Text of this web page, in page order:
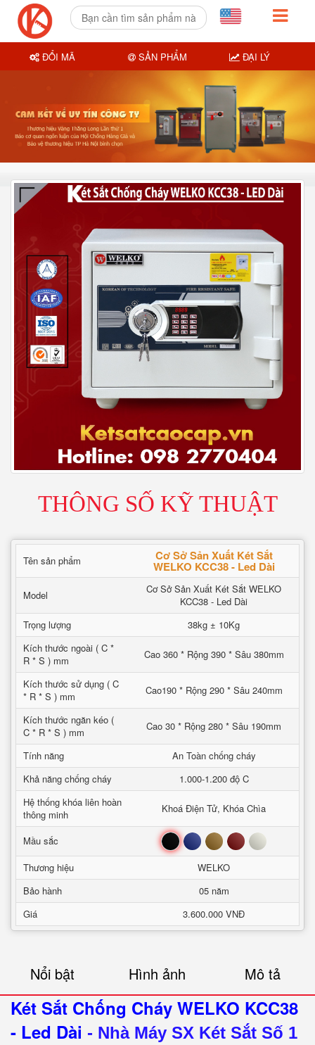
THÔNG SỐ KỸ THUẬT
Tên sản phẩm Cơ Sở Sản Xuất Két Sắt
WELKO KCC38 - Led Dài
Model
Cơ Sở Sản Xuất Két Sắt WELKO
KCC38 - Led Dài
Trọng lượng
38kg ± 10Kg
Kích thước ngoài ( C *
R * S ) mm
Cao 360 * Rộng 390 * Sâu 380mm
Kích thước sử dụng ( C
* R * S ) mm
Cao190 * Rộng 290 * Sâu 240mm
Kích thước ngăn kéo (
C * R * S ) mm
Cao 30 * Rộng 280 * Sâu 190mm
Tính năng
An Toàn chống cháy
Khả năng chống cháy
1.000-1.200 độ C
Hệ thống khóa liên hoàn
thông minh
Khoá Điện Tử, Khóa Chìa
Mầu sắc Đen Xanh Nâu Đỏ Trắng
Thương hiệu
WELKO
Bảo hành
05 năm
Giá
3.600.000 VNĐ
Nổi bật Hình ảnh Mô tả
Két Sắt Chống Cháy WELKO KCC38
- Led Dài - Nhà Máy SX Két Sắt Số 1
ĐỔI MÃ SẢN PHẨM ĐẠI LÝ